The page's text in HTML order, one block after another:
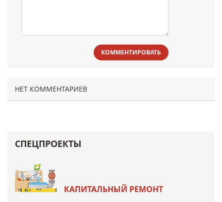
КОММЕНТИРОВАТЬ
НЕТ КОММЕНТАРИЕВ
СПЕЦПРОЕКТЫ
КАПИТАЛЬНЫЙ РЕМОНТ